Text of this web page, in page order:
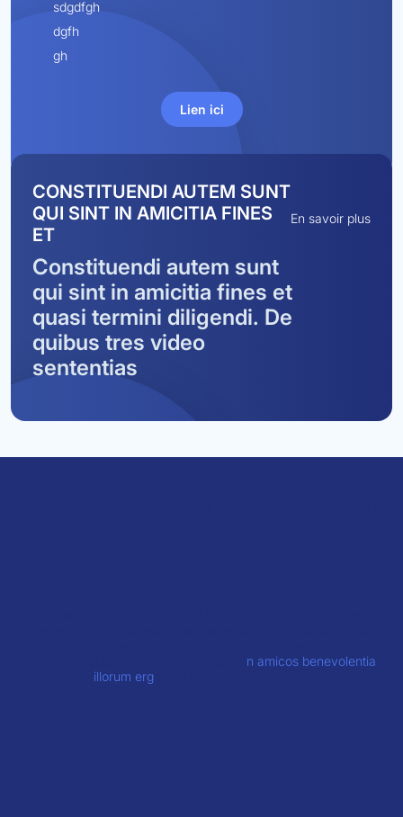
sdgdfgh
dgfh
gh
Lien ici
CONSTITUENDI AUTEM SUNT
QUI SINT IN AMICITIA FINES
ET
En savoir plus
Constituendi autem sunt
qui sint in amicitia fines et
quasi termini diligendi. De
quibus tres video
sententias
n amicos benevolentia
illorum erga nos benevolentiae pariter